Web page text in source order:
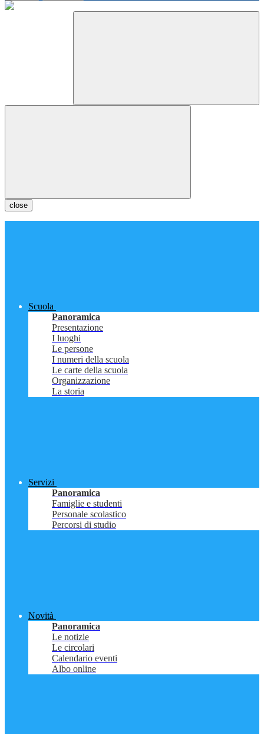
close
Scuola
Panoramica
Presentazione
I luoghi
Le persone
I numeri della scuola
Le carte della scuola
Organizzazione
La storia
Servizi
Panoramica
Famiglie e studenti
Personale scolastico
Percorsi di studio
Novità
Panoramica
Le notizie
Le circolari
Calendario eventi
Albo online